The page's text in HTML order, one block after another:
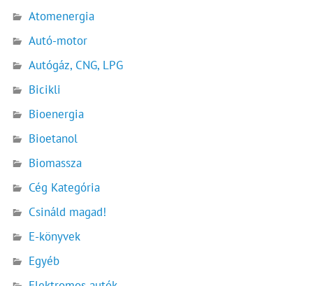
Atomenergia
Autó-motor
Autógáz, CNG, LPG
Bicikli
Bioenergia
Bioetanol
Biomassza
Cég Kategória
Csináld magad!
E-könyvek
Egyéb